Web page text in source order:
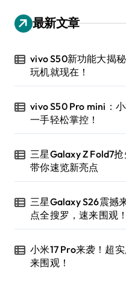
最新文章
vivo S50新功能大揭
玩机就现在！
vivo S50 Pro mini：
一手轻松掌控！
三星Galaxy Z Fold7
带你速览新亮点
三星Galaxy S26震撼
点全搜罗，速来围观！
小米17 Pro来袭！超
来围观！